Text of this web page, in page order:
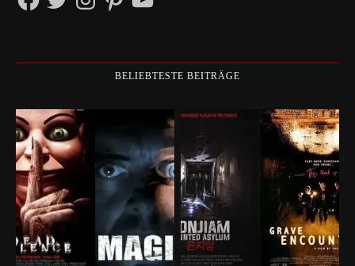
BELIEBTESTE BEITRÄGE